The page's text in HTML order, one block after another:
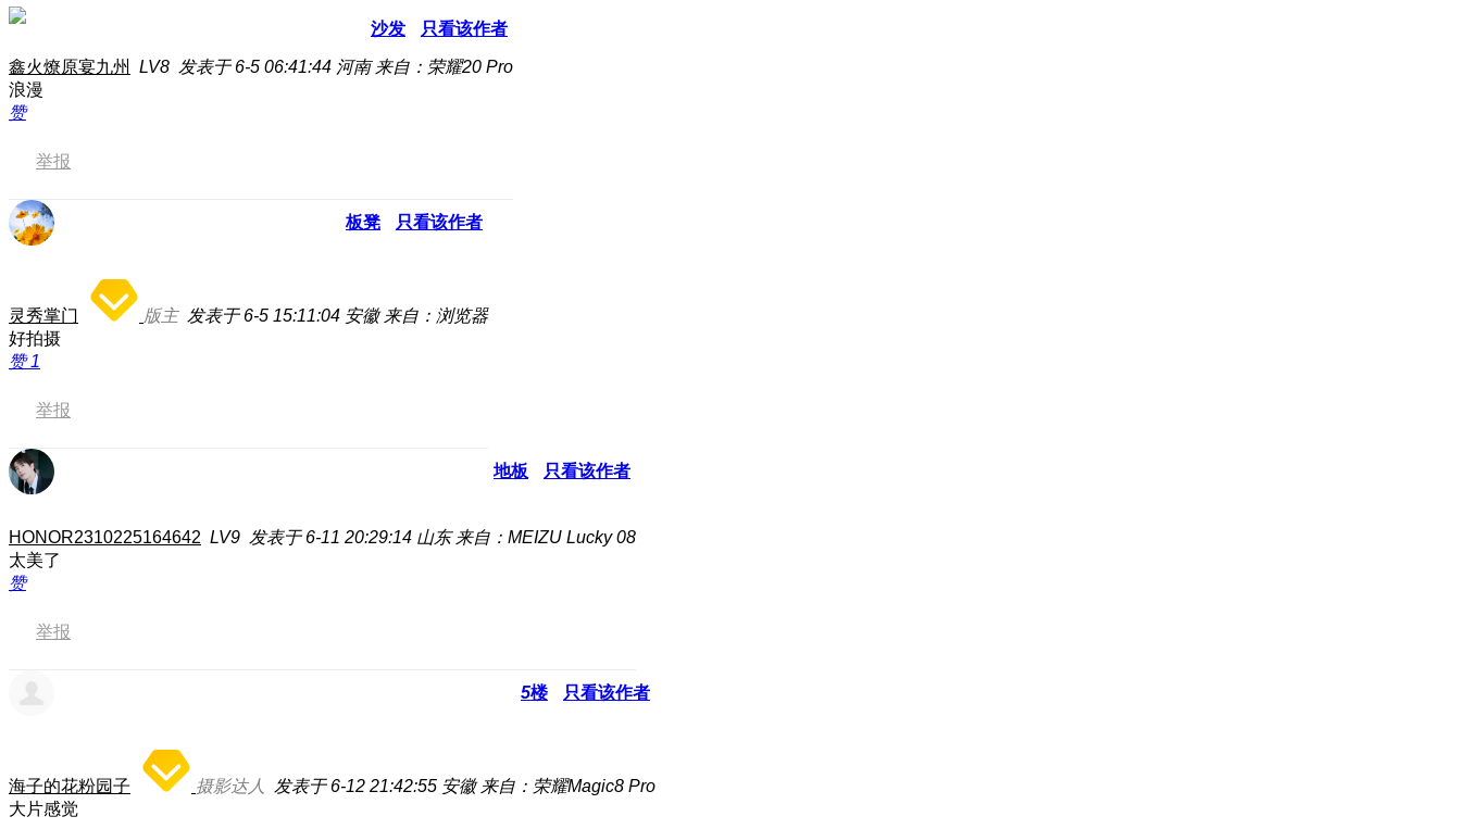
沙发 只看该作者
鑫火燎原宴九州 LV8 发表于 6-5 06:41:44 河南 来自：荣耀20 Pro
浪漫
赞
举报
板凳 只看该作者
灵秀掌门 版主 发表于 6-5 15:11:04 安徽 来自：浏览器
好拍摄
赞1
举报
地板 只看该作者
HONOR2310225164642 LV9 发表于 6-11 20:29:14 山东 来自：MEIZU Lucky 08
太美了
赞
举报
5楼 只看该作者
海子的花粉园子 摄影达人 发表于 6-12 21:42:55 安徽 来自：荣耀Magic8 Pro
大片感觉